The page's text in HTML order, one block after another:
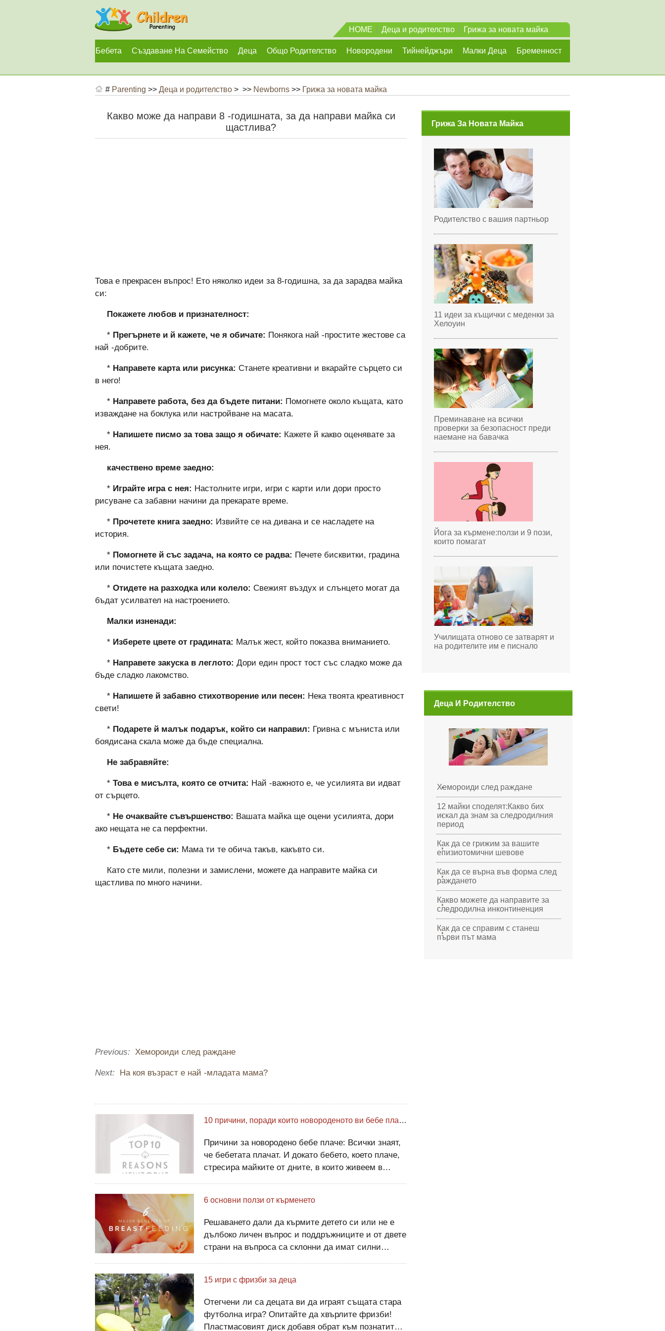
HOME Деца и родителство Грижа за новата майка
Бебета Създаване На Семейство Деца Общо Родителство Новородени Тийнейджъри Малки Деца Бременност
# Parenting >> Деца и родителство > >> Newborns >> Грижа за новата майка
Какво може да направи 8 -годишната, за да направи майка си
щастлива?
Това е прекрасен въпрос! Ето няколко идеи за 8-годишна, за да зарадва майка
си:
Покажете любов и признателност:
* Прегърнете и й кажете, че я обичате: Понякога най -простите жестове са
най -добрите.
* Направете карта или рисунка: Станете креативни и вкарайте сърцето си
в него!
* Направете работа, без да бъдете питани: Помогнете около къщата, като
изваждане на боклука или настройване на масата.
* Напишете писмо за това защо я обичате: Кажете й какво оценявате за
нея.
качествено време заедно:
* Играйте игра с нея: Настолните игри, игри с карти или дори просто
рисуване са забавни начини да прекарате време.
* Прочетете книга заедно: Извийте се на дивана и се насладете на
история.
* Помогнете й със задача, на която се радва: Печете бисквитки, градина
или почистете къщата заедно.
* Отидете на разходка или колело: Свежият въздух и слънцето могат да
бъдат усилвател на настроението.
Малки изненади:
* Изберете цвете от градината: Малък жест, който показва вниманието.
* Направете закуска в леглото: Дори един прост тост със сладко може да
бъде сладко лакомство.
* Напишете й забавно стихотворение или песен: Нека твоята креативност
свети!
* Подарете й малък подарък, който си направил: Гривна с мъниста или
боядисана скала може да бъде специална.
Не забравяйте:
* Това е мисълта, която се отчита: Най -важното е, че усилията ви идват
от сърцето.
* Не очаквайте съвършенство: Вашата майка ще оцени усилията, дори
ако нещата не са перфектни.
* Бъдете себе си: Мама ти те обича такъв, какъвто си.
Като сте мили, полезни и замислени, можете да направите майка си
щастлива по много начини.
Previous: Хемороиди след раждане
Next: На коя възраст е най -младата мама?
10 причини, поради които новороденото ви бебе плаче
Причини за новородено бебе плаче: Всички знаят,
че бебетата плачат. И докато бебето, което плаче,
стресира майките от дните, в които живеем в
Опитайте
6 основни ползи от кърменето
Решаването дали да кърмите детето си или не е
дълбоко личен въпрос и поддръжниците и от двете
страни на въпроса са склонни да имат силни
растящото бебе, включителн
15 игри с фризби за деца
Отегчени ли са децата ви да играят същата стара
футболна игра? Опитайте да хвърлите фризби!
Пластмасовият диск добавя обрат към познатите
Грижа За Новата Майка
Родителство с вашия партньор
11 идеи за къщички с меденки за
Хелоуин
Преминаване на всички
проверки за безопасност преди
наемане на бавачка
Йога за кърмене:ползи и 9 пози,
които помагат
Училищата отново се затварят и
на родителите им е писнало
Деца И Родителство
Хемороиди след раждане
12 майки споделят:Какво бих
искал да знам за следродилния
период
Как да се грижим за вашите
епизиотомични шевове
Как да се върна във форма след
раждането
Какво можете да направите за
следродилна инконтиненция
Как да се справим с станеш
първи път мама